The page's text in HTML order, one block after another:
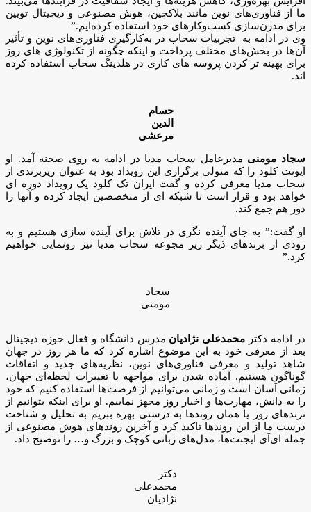
ما از فناوری‌های نوین مانند بلاکچین، هوش مصنوعی و دیجیتال تویین
برای مدرن‌سازی کسب‌وکارهای خود استفاده کرده‌ایم.”
وی در ادامه به تجربیات سحاب در به‌کارگیری فناوری‌های نوین و تأثیر
آن‌ها در بخش‌های مختلف پرداخت و اینکه چگونه از تکنولوژی های روز
برای بهینه تر کردن پروسه های کاری در هلدینگ سحاب استفاده کرده
اند.
حسام
الدین
مرعشی
سجاد مومنی مدیرعامل سحاب مدیا در ادامه به روی صحنه آمد. او
ایونت کلود را که متولی برگزاری این رویداد بود به عنوان زیربرندی از
سحاب مدیا معرفی کرده و گفت ایران تک کلود یک رویداد دوره ای
خواهد بود و قرار است تا شبکه ای از متخصصین ایجاد کرده و آنها را
دور هم جمع کند.
او گفت:” به جای آینده نگری در تلاش برای آینده سازی هستیم و به
زودی از برندهای ذیگر زیر مجوعه سحاب مدیا نیز رونمایی خواهیم
کرد.”
سجاد
مومنی
در ادامه دکتر محمدعلی نژادیان مدرس دانشگاه و فعال حوزه دیجیتال
بعد از معرفی خود به این موضوع اشاره کرد که ما هر روز در جهان
شاهد تولید و معرفی فناوری‌های نوین، نظریه‌های جدید و اتفاقات
گوناگون هستیم. آماده شدن برای مواجهه با تغییرات لحظه‌ای جهان،
زمانی آسان است و زمانی می‌توانیم از فرصت‌ها استفاده کنیم که خود
را به دانش، مهارت‌ها و اخبار روز مجهز نماییم. او برای اینکه بتوانیم از
ترندهای روز یا همان روندها به درستی بهره ببریم به تحلیل و شناخت
درست ما از این روندها تاکید کرد و آخرین روندهای هوش مصنوعی از
جمله ای‌آی ایجنت‌ها، مدل‌های زبانی کوچک و بزرگ و… را توضیح داد.
دکتر
محمدعلی
نژادیان